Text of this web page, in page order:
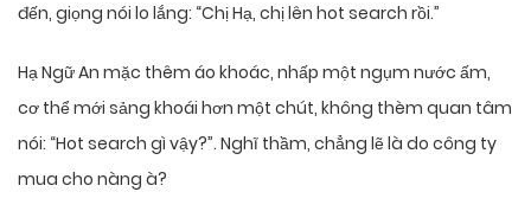
đến, giọng nói lo lắng: “Chị Hạ, chị lên hot search rồi.”
Hạ Ngữ An mặc thêm áo khoác, nhấp một ngụm nước ấm,
cơ thể mới sảng khoái hơn một chút, không thèm quan tâm
nói: “Hot search gì vậy?”. Nghĩ thầm, chẳng lẽ là do công ty
mua cho nàng à?